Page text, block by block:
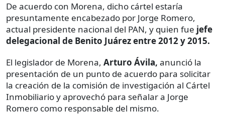
De acuerdo con Morena, dicho cártel estaría
presuntamente encabezado por Jorge Romero,
actual presidente nacional del PAN, y quien fue jefe
delegacional de Benito Juárez entre 2012 y 2015.
El legislador de Morena, Arturo Ávila, anunció la
presentación de un punto de acuerdo para solicitar
la creación de la comisión de investigación al Cártel
Inmobiliario y aprovechó para señalar a Jorge
Romero como responsable del mismo.